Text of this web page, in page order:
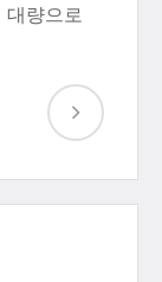
대량으로